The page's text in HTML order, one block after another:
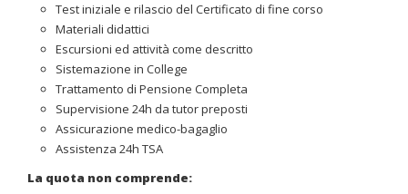
Test iniziale e rilascio del Certificato di fine corso
Materiali didattici
Escursioni ed attività come descritto
Sistemazione in College
Trattamento di Pensione Completa
Supervisione 24h da tutor preposti
Assicurazione medico-bagaglio
Assistenza 24h TSA
La quota non comprende: